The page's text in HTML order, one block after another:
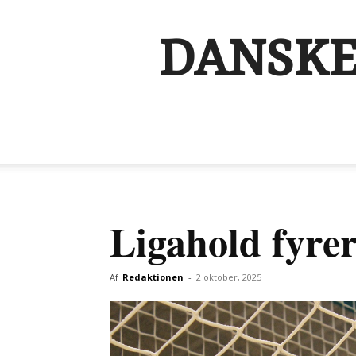
Ligahold
Af Redaktionen - 2 oktober, 2025